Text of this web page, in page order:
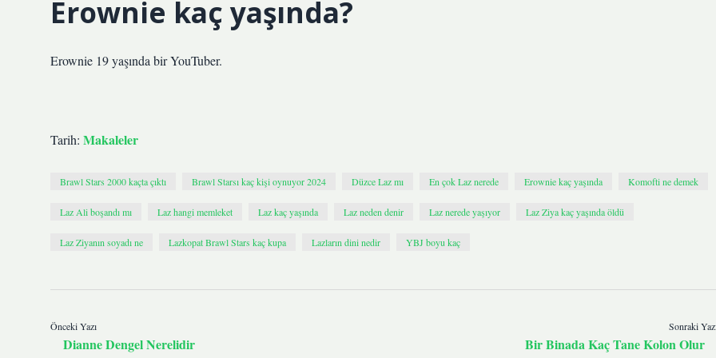
Erownie kaç yaşında?
Erownie 19 yaşında bir YouTuber.
Tarih: Makaleler
Brawl Stars 2000 kaçta çıktı Brawl Starsı kaç kişi oynuyor 2024 Düzce Laz mı En çok Laz nerede Erownie kaç yaşında Komofti ne demek
Laz Ali boşandı mı Laz hangi memleket Laz kaç yaşında Laz neden denir Laz nerede yaşıyor Laz Ziya kaç yaşında öldü
Laz Ziyanın soyadı ne Lazkopat Brawl Stars kaç kupa Lazların dini nedir YBJ boyu kaç
Önceki Yazı
Dianne Dengel Nerelidir
Sonraki
Bir Binada Kaç Tane Kolon Olur